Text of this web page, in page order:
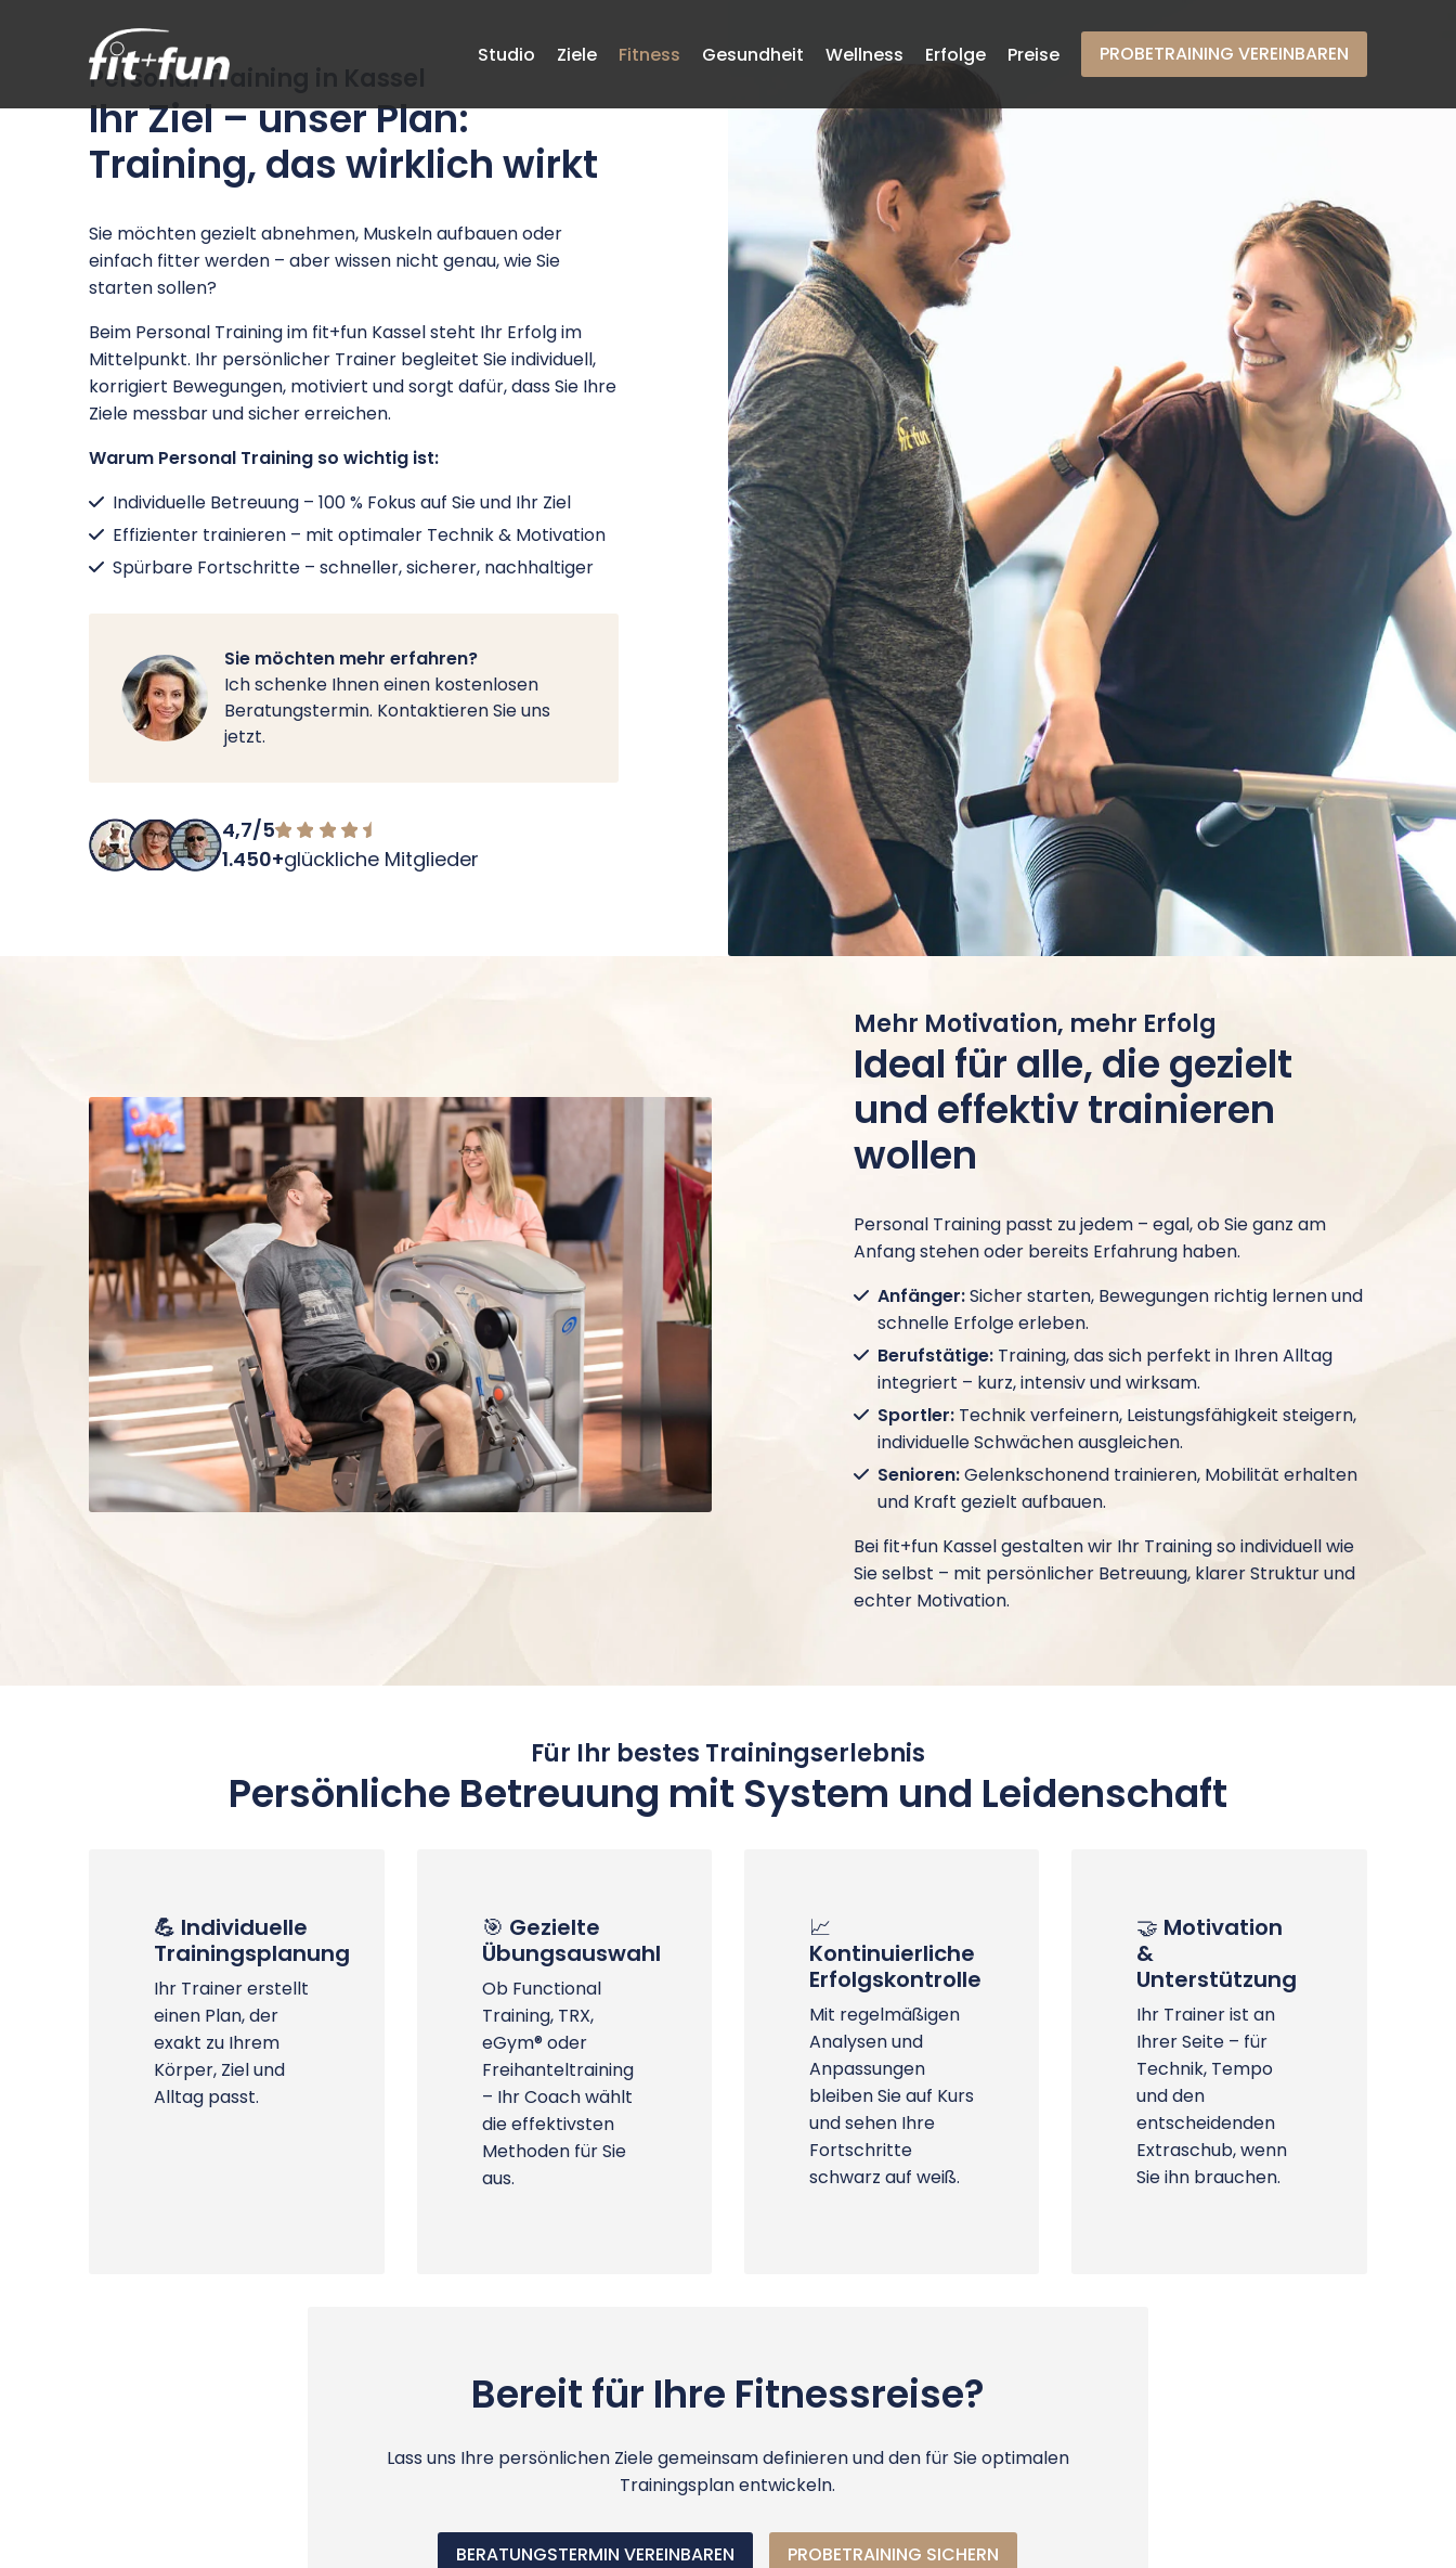
Studio Ziele Fitness Gesundheit Wellness Erfolge Preise PROBETRAINING VEREINBAREN
Ihr Ziel – unser Plan:
Training, das wirklich wirkt
Personal Training in Kassel
Sie möchten gezielt abnehmen, Muskeln aufbauen oder
einfach fitter werden – aber wissen nicht genau, wie Sie
starten sollen?
Beim Personal Training im fit+fun Kassel steht Ihr Erfolg im
Mittelpunkt. Ihr persönlicher Trainer begleitet Sie individuell,
korrigiert Bewegungen, motiviert und sorgt dafür, dass Sie Ihre
Ziele messbar und sicher erreichen.
Warum Personal Training so wichtig ist:
Individuelle Betreuung – 100 % Fokus auf Sie und Ihr Ziel
Effizienter trainieren – mit optimaler Technik & Motivation
Spürbare Fortschritte – schneller, sicherer, nachhaltiger
Sie möchten mehr erfahren?
Ich schenke Ihnen einen kostenlosen
Beratungstermin. Kontaktieren Sie uns
jetzt.
4,7/5
1.450+glückliche Mitglieder
Ideal für alle, die gezielt
und effektiv trainieren
wollen
Mehr Motivation, mehr Erfolg
Personal Training passt zu jedem – egal, ob Sie ganz am
Anfang stehen oder bereits Erfahrung haben.
Anfänger:Sicher starten, Bewegungen richtig lernen und
schnelle Erfolge erleben.
Berufstätige:Training, das sich perfekt in Ihren Alltag
integriert – kurz, intensiv und wirksam.
Sportler:Technik verfeinern, Leistungsfähigkeit steigern,
individuelle Schwächen ausgleichen.
Senioren:Gelenkschonend trainieren, Mobilität erhalten
und Kraft gezielt aufbauen.
Bei fit+fun Kassel gestalten wir Ihr Training so individuell wie
Sie selbst – mit persönlicher Betreuung, klarer Struktur und
echter Motivation.
Persönliche Betreuung mit System und Leidenschaft
Für Ihr bestes Trainingserlebnis
💪 Individuelle
Trainingsplanung
Ihr Trainer erstellt
einen Plan, der
exakt zu Ihrem
Körper, Ziel und
Alltag passt.
🎯 Gezielte
Übungsauswahl
Ob Functional
Training, TRX,
eGym® oder
Freihanteltraining
– Ihr Coach wählt
die effektivsten
Methoden für Sie
aus.
📈
Kontinuierliche
Erfolgskontrolle
Mit regelmäßigen
Analysen und
Anpassungen
bleiben Sie auf Kurs
und sehen Ihre
Fortschritte
schwarz auf weiß.
🤝 Motivation
&
Unterstützung
Ihr Trainer ist an
Ihrer Seite – für
Technik, Tempo
und den
entscheidenden
Extraschub, wenn
Sie ihn brauchen.
Bereit für Ihre Fitnessreise?
Lass uns Ihre persönlichen Ziele gemeinsam definieren und den für Sie optimalen
Trainingsplan entwickeln.
BERATUNGSTERMIN VEREINBAREN PROBETRAINING SICHERN